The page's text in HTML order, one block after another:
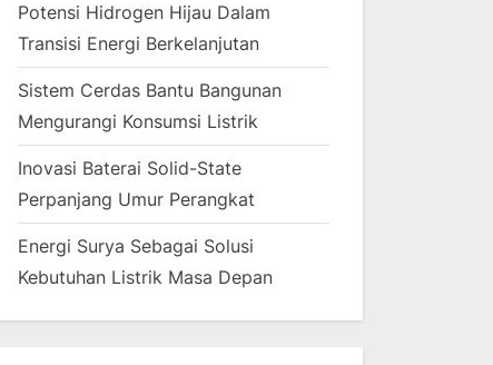
Potensi Hidrogen Hijau Dalam
Transisi Energi Berkelanjutan
Sistem Cerdas Bantu Bangunan
Mengurangi Konsumsi Listrik
Inovasi Baterai Solid-State
Perpanjang Umur Perangkat
Energi Surya Sebagai Solusi
Kebutuhan Listrik Masa Depan